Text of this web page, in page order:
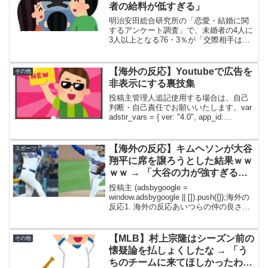
者の給料が低すぎる」
明治安田総合研究所の「恋愛・結婚に関
するアンケート調査」で、未婚者の4人に
3人以上となる76・3％が「交際相手はい
わかった。恋愛や交際への関心も低下傾
向で、結婚願望を持...
その他
【海外の反応】Youtubeで広告を
非表示にする裏技集
投稿主管理人追記使用する場合は、自己
判断・自己責任でお願いいたします。var
adstir_vars = { ver: "4.0", app_id:
スポーツ
【海外の反応】キムヘソンが大谷
翔平に席を譲ろうとした結果ｗｗ
ｗｗ → 「大谷の力が強すぎる
ｗ」「史上最高の才能が聖人って
できすぎだろ」
投稿主 (adsbygoogle =
window.adsbygoogle || []).push({});海外の
反応1. 海外の反応あいつらの仲の良さマ
202...
その他
【MLB】村上宗隆はシーズン前の
懐疑論を払しょくしたな → 「う
ちのチームに来てほしかったわ」